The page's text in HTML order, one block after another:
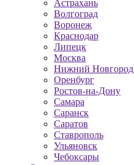
Астрахань
Волгоград
Воронеж
Краснодар
Липецк
Москва
Нижний Новгород
Оренбург
Ростов-на-Дону
Самара
Саранск
Саратов
Ставрополь
Ульяновск
Чебоксары